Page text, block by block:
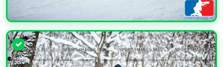
УВЕЛИЧИТЬ